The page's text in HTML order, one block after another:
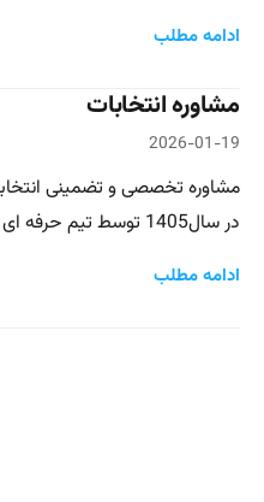
ادامه مطلب
مشاوره انتخابات
2026-01-19
مشاوره تخصصی و تضمینی
در سال1405 توسط تیم حرفه ای کلینیک انتخابات ایران
ادامه مطلب